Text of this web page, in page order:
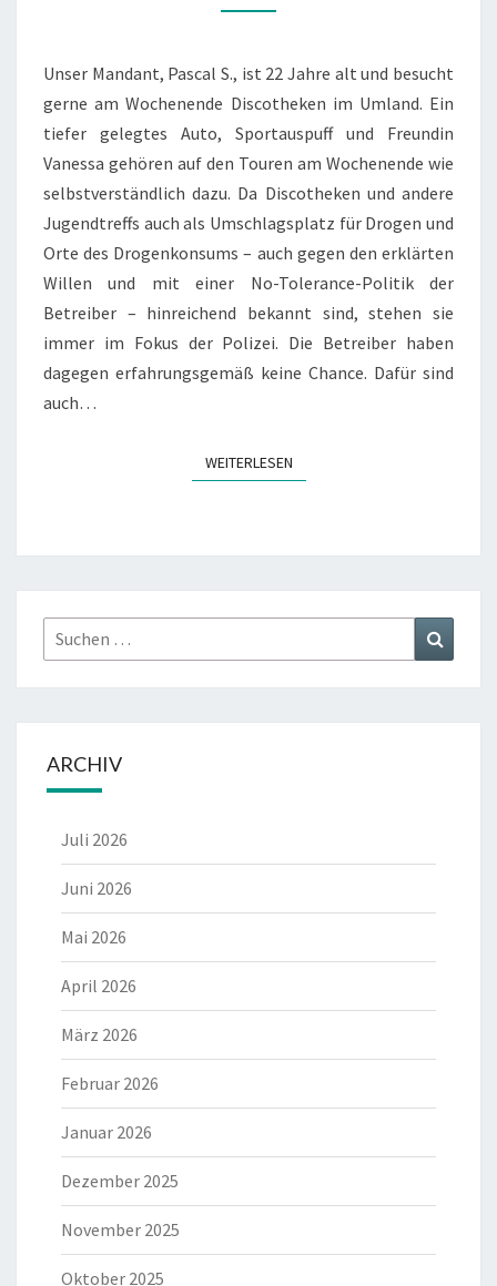
MACHEN
…
Unser Mandant, Pascal S., ist 22 Jahre alt und besucht
gerne am Wochenende Discotheken im Umland. Ein
tiefer gelegtes Auto, Sportauspuff und Freundin
Vanessa gehören auf den Touren am Wochenende wie
selbstverständlich dazu. Da Discotheken und andere
Jugendtreffs auch als Umschlagsplatz für Drogen und
Orte des Drogenkonsums – auch gegen den erklärten
Willen und mit einer No-Tolerance-Politik der
Betreiber – hinreichend bekannt sind, stehen sie
immer im Fokus der Polizei. Die Betreiber haben
dagegen erfahrungsgemäß keine Chance. Dafür sind
auch…
WEITERLESENWEITERLESEN
Suchen
nach:
ARCHIV
Juli 2026
Juni 2026
Mai 2026
April 2026
März 2026
Februar 2026
Januar 2026
Dezember 2025
November 2025
Oktober 2025